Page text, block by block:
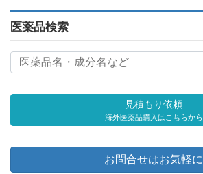
医薬品検索
見積もり依頼
海外医薬品購入はこちらから
お問合せはお気軽に